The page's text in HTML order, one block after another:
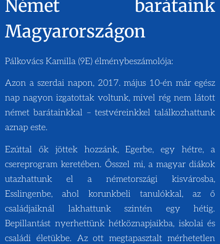
Német barátaink
Magyarországon
Pálkovács Kamilla (9E) élménybeszámolója:
Azon a szerdai napon, 2017. május 10-én már egész
nap nagyon izgatottak voltunk, mivel rég nem látott
német barátainkkal – testvéreinkkel találkozhattunk
aznap este.
Ezúttal ők jöttek hozzánk, Egerbe, egy hétre, a
csereprogram keretében. Ősszel mi, a magyar diákok
utazhattunk el a németországi kisvárosba,
Esslingenbe, ahol korunkbeli tanulókkal, az ő
családjaiknál lakhattunk szintén egy hétig.
Bepillantást nyerhettünk hétköznapjaikba, iskolai és
családi életükbe. Az ott megtapasztalt mérhetetlen